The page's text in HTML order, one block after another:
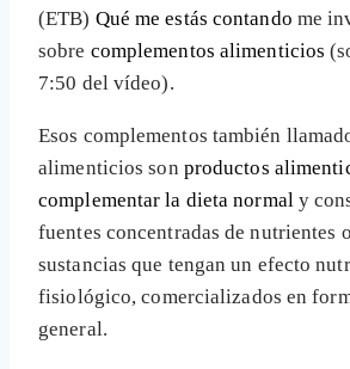
(ETB) Qué me estás contando me
sobre complementos alimenticios
7:50 del vídeo).
Esos complementos también
alimenticios son productos
complementar la dieta normaly
fuentes concentradas de nutrientes
sustancias que tengan un efecto
fisiológico, comercializados en
general.